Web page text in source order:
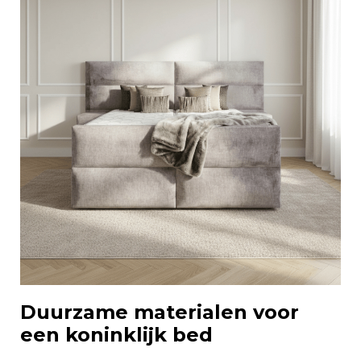
Duurzame materialen voor
een koninklijk bed